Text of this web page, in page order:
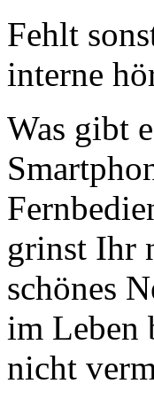
Fehlt
interne
Was gibt
grinst Ihr
schönes
im Leben
nicht